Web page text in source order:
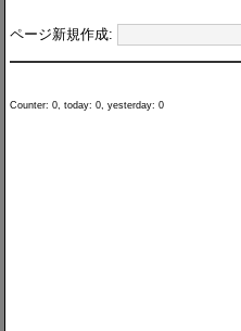
ページ新規作成:
Counter: 0, today: 0, yesterday: 0